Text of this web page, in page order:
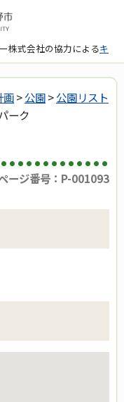
株式会社の協力によるキ
画>公園>公園リスト
ーク
ージ番号：P-001093